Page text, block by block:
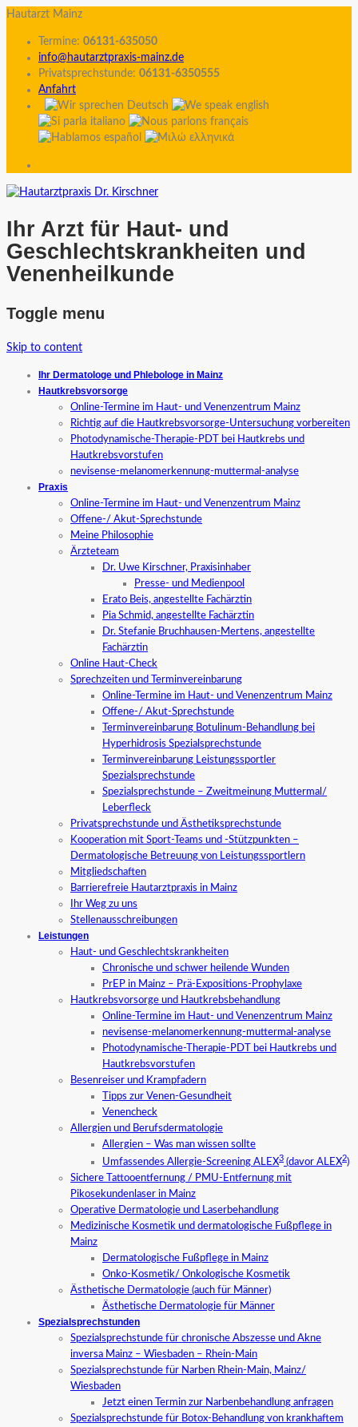
Hautarzt Mainz
Termine: 06131-635050
info@hautarztpraxis-mainz.de
Privatsprechstunde: 06131-6350555
Anfahrt
Ihr Arzt für Haut- und
Geschlechtskrankheiten und
Venenheilkunde
Toggle menu
Skip to content
Ihr Dermatologe und Phlebologe in Mainz
Hautkrebsvorsorge
Online-Termine im Haut- und Venenzentrum Mainz
Richtig auf die Hautkrebsvorsorge-Untersuchung vorbereiten
Photodynamische-Therapie-PDT bei Hautkrebs und
Hautkrebsvorstufen
nevisense-melanomerkennung-muttermal-analyse
Praxis
Online-Termine im Haut- und Venenzentrum Mainz
Offene-/ Akut-Sprechstunde
Meine Philosophie
Ärzteteam
Dr. Uwe Kirschner, Praxisinhaber
Presse- und Medienpool
Erato Beis, angestellte Fachärztin
Pia Schmid, angestellte Fachärztin
Dr. Stefanie Bruchhausen-Mertens, angestellte
Fachärztin
Online Haut-Check
Sprechzeiten und Terminvereinbarung
Online-Termine im Haut- und Venenzentrum Mainz
Offene-/ Akut-Sprechstunde
Terminvereinbarung Botulinum-Behandlung bei
Hyperhidrosis Spezialsprechstunde
Terminvereinbarung Leistungssportler
Spezialsprechstunde
Spezialsprechstunde – Zweitmeinung Muttermal/
Leberfleck
Privatsprechstunde und Ästhetiksprechstunde
Kooperation mit Sport-Teams und -Stützpunkten –
Dermatologische Betreuung von Leistungssportlern
Mitgliedschaften
Barrierefreie Hautarztpraxis in Mainz
Ihr Weg zu uns
Stellenausschreibungen
Leistungen
Haut- und Geschlechtskrankheiten
Chronische und schwer heilende Wunden
PrEP in Mainz – Prä-Expositions-Prophylaxe
Hautkrebsvorsorge und Hautkrebsbehandlung
Online-Termine im Haut- und Venenzentrum Mainz
nevisense-melanomerkennung-muttermal-analyse
Photodynamische-Therapie-PDT bei Hautkrebs und
Hautkrebsvorstufen
Besenreiser und Krampfadern
Tipps zur Venen-Gesundheit
Venencheck
Allergien und Berufsdermatologie
Allergien – Was man wissen sollte
Umfassendes Allergie-Screening ALEX3 (davor ALEX2)
Sichere Tattooentfernung / PMU-Entfernung mit
Pikosekundenlaser in Mainz
Operative Dermatologie und Laserbehandlung
Medizinische Kosmetik und dermatologische Fußpflege in
Mainz
Dermatologische Fußpflege in Mainz
Onko-Kosmetik/ Onkologische Kosmetik
Ästhetische Dermatologie (auch für Männer)
Ästhetische Dermatologie für Männer
Spezialsprechstunden
Spezialsprechstunde für chronische Abszesse und Akne
inversa Mainz – Wiesbaden – Rhein-Main
Spezialsprechstunde für Narben Rhein-Main, Mainz/
Wiesbaden
Jetzt einen Termin zur Narbenbehandlung anfragen
Spezialsprechstunde für Botox-Behandlung von krankhaftem